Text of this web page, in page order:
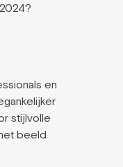
en
stijlvolle
beeld